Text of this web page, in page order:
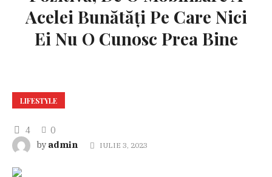
Acelei Bunătăți Pe Care Nici
Ei Nu O Cunosc Prea Bine
LIFESTYLE
4
0
by admin IULIE 3, 2023